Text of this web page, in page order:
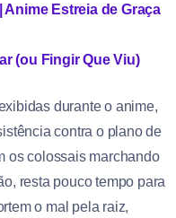
Estreia de Graça
(ou Fingir Que Viu)
durante o anime,
contra o plano de
os colossais marchando
resta pouco tempo para
o mal pela raiz,